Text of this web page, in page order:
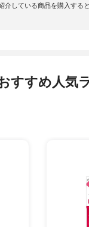
介している商品を購入する
すすめ人気